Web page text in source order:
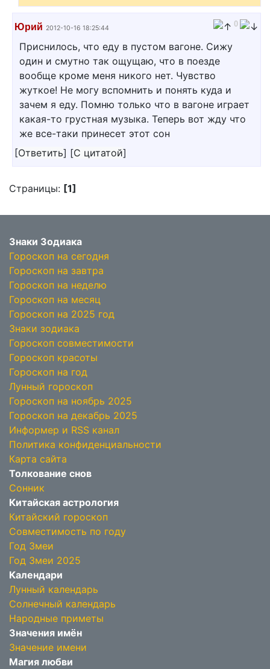
Юрий 2012-10-16 18:25:44 0
Приснилось, что еду в пустом вагоне. Сижу
один и смутно так ощущаю, что в поезде
вообще кроме меня никого нет. Чувство
жуткое! Не могу вспомнить и понять куда и
зачем я еду. Помню только что в вагоне играет
какая-то грустная музыка. Теперь вот жду что
же все-таки принесет этот сон
[Ответить] [С цитатой]
Страницы: [1]
Знаки Зодиака
Гороскоп на сегодня
Гороскоп на завтра
Гороскоп на неделю
Гороскоп на месяц
Гороскоп на 2025 год
Знаки зодиака
Гороскоп совместимости
Гороскоп красоты
Гороскоп на год
Лунный гороскоп
Гороскоп на ноябрь 2025
Гороскоп на декабрь 2025
Информер и RSS канал
Политика конфиденциальности
Карта сайта
Толкование снов
Сонник
Китайская астрология
Китайский гороскоп
Совместимость по году
Год Змеи
Год Змеи 2025
Календари
Лунный календарь
Солнечный календарь
Народные приметы
Значения имён
Значение имени
Магия любви